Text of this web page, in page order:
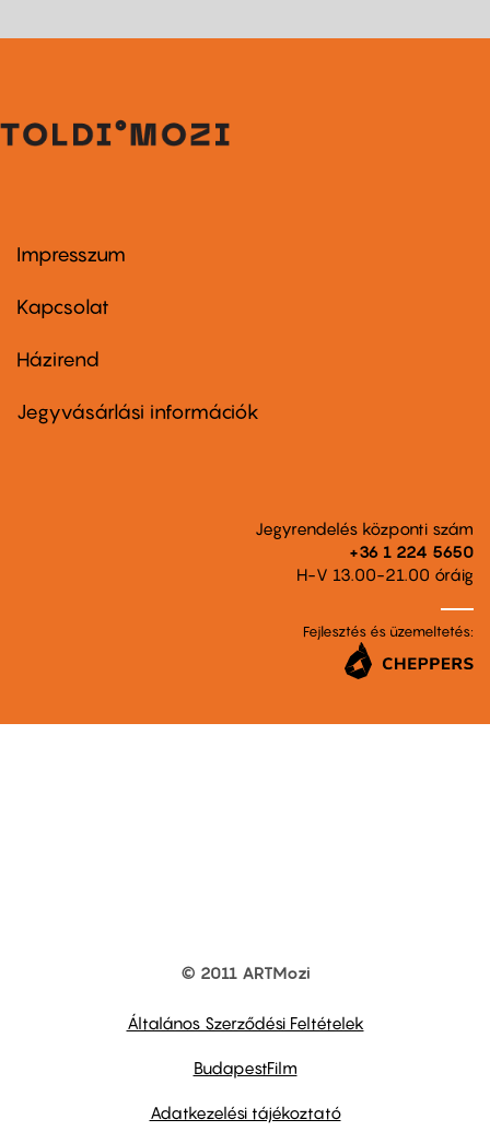
Footer
first
Impresszum
Kapcsolat
Footer
second
Házirend
Jegyvásárlási információk
Jegyrendelés központi szám
+36 1 224 5650
H-V 13.00-21.00 óráig
Fejlesztés és üzemeltetés:
© 2011 ARTMozi
Általános Szerződési Feltételek
BudapestFilm
Adatkezelési tájékoztató